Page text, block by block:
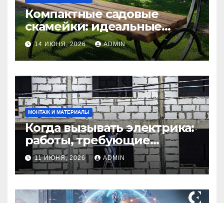
Компактные садовые
скамейки: идеальные
решения Madmetal.ru для
маленьких участков
14 ИЮНЯ, 2026 ADMIN
МОНТАЖ И МАТЕРИАЛЫ
Когда вызывать электрика:
работы, требующие
профессионала Электрик
круглосуточно
11 ИЮНЯ, 2026 ADMIN